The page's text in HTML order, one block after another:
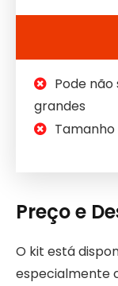
Pode
grandes
Preço e
O kit está
especialmente